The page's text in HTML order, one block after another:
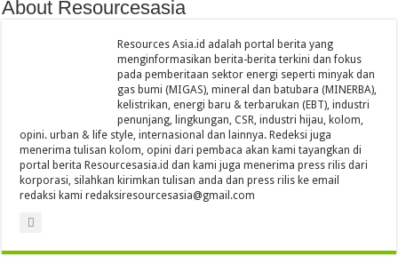
About Resourcesasia
Resources Asia.id adalah portal berita yang
menginformasikan berita-berita terkini dan fokus
pada pemberitaan sektor energi seperti minyak dan
gas bumi (MIGAS), mineral dan batubara (MINERBA),
kelistrikan, energi baru & terbarukan (EBT), industri
penunjang, lingkungan, CSR, industri hijau, kolom,
opini. urban & life style, internasional dan lainnya. Redeksi juga
menerima tulisan kolom, opini dari pembaca akan kami tayangkan di
portal berita Resourcesasia.id dan kami juga menerima press rilis dari
korporasi, silahkan kirimkan tulisan anda dan press rilis ke email
redaksi kami redaksiresourcesasia@gmail.com